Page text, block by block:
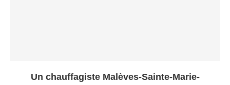
Un chauffagiste Malèves-Sainte-Marie-